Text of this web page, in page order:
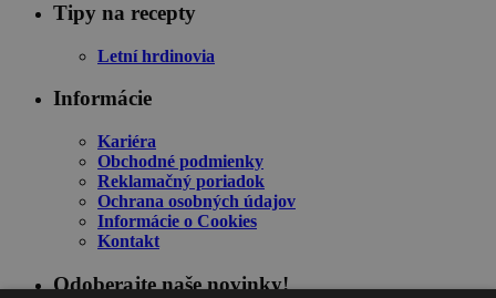
Tipy na recepty
Letní hrdinovia
Informácie
Kariéra
Obchodné podmienky
Reklamačný poriadok
Ochrana osobných údajov
Informácie o Cookies
Kontakt
Odoberajte naše novinky!